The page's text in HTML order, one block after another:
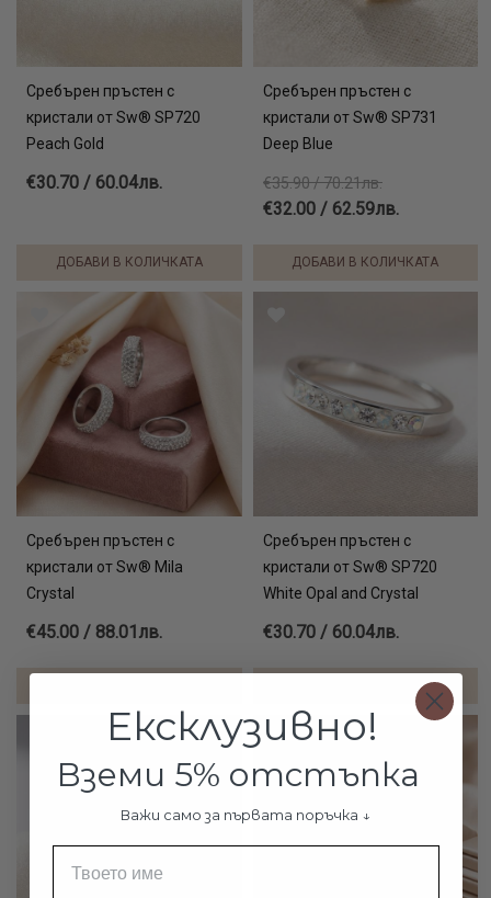
Сребърен пръстен с
кристали от Sw® SP720
Peach Gold
€30.70 / 60.04лв.
ДОБАВИ В КОЛИЧКАТА
Сребърен пръстен с
кристали от Sw® SP731
Deep Blue
€35.90 / 70.21лв.
€32.00 / 62.59лв.
ДОБАВИ В КОЛИЧКАТА
Сребърен пръстен с
кристали от Sw® Mila
Crystal
€45.00 / 88.01лв.
Сребърен пръстен с
кристали от Sw® SP720
White Opal and Crystal
€30.70 / 60.04лв.
ДОБАВИ В КОЛИЧКАТА
Ексклузивно!
Вземи 5% отстъпка
Важи само за първата поръчка ↓